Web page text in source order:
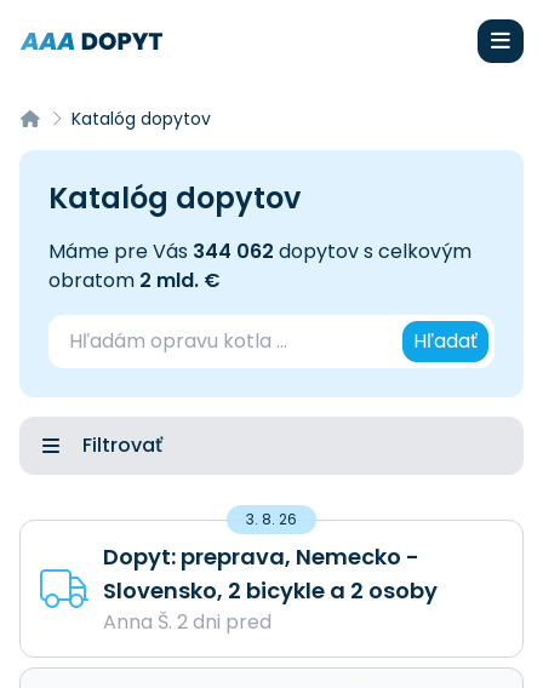
Katalóg dopytov
Katalóg dopytov
Máme pre Vás 344 062 dopytov s celkovým
obratom 2 mld. €
Hľadať
Filtrovať
3. 8. 26
Dopyt: preprava, Nemecko -
Slovensko, 2 bicykle a 2 osoby
Anna Š. 2 dni pred